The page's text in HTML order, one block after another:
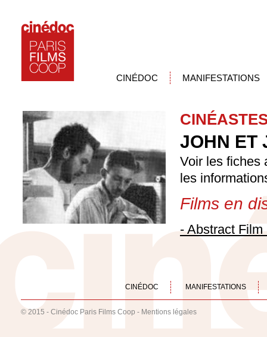
CINÉDOC MANIFESTATIONS
JOHN ET
Voir les fiches
les
Films en
- Abstract
CINÉDOC MANIFESTATIONS
© 2015 - Cinédoc Paris Films Coop - Mentions légales